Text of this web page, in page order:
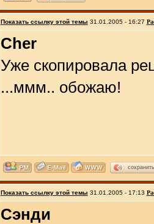
Показать ссылку этой темы 31.01.2005 - 16:27
Cher
Уже скопировала
...ммм.. обожаю!
сохранить
Показать ссылку этой темы 31.01.2005 - 17:13
Сэнди